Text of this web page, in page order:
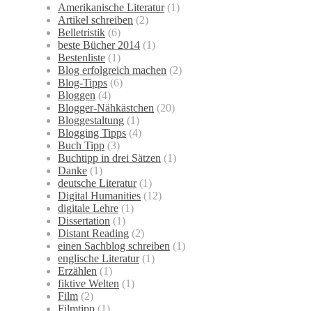
Amerikanische Literatur(1)
Artikel schreiben (2)
Belletristik (6)
beste Bücher 2014 (1)
Bestenliste (1)
Blog erfolgreich machen (2)
Blog-Tipps (6)
Bloggen (4)
Blogger-Nähkästchen (20)
Bloggestaltung (1)
Blogging Tipps (4)
Buch Tipp (3)
Buchtipp in drei Sätzen (1)
Danke (1)
deutsche Literatur(1)
Digital Humanities (12)
digitale Lehre (1)
Dissertation (1)
Distant Reading (2)
einen Sachblog schreiben (1)
englische Literatur(1)
Erzählen (1)
fiktive Welten (1)
Film (2)
Filmtipp (1)